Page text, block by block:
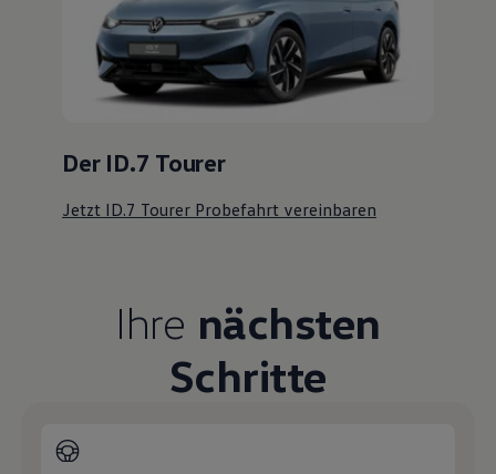
Der ID.7 Tourer
Jetzt ID.7 Tourer Probefahrt vereinbaren
Ihre nächsten
Schritte